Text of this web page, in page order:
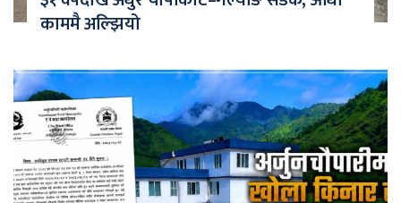
काममै अल्झियो